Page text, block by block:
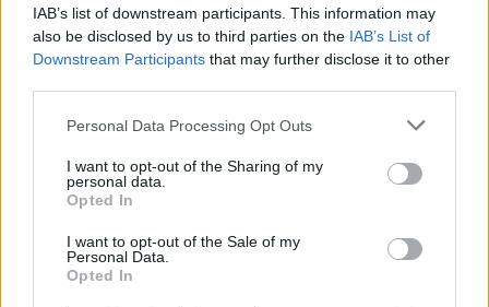
IAB’s list of downstream participants. This information may
also be disclosed by us to third parties on the IAB’s List of
Downstream Participants that may further disclose it to other
Personal Data Processing Opt Outs
I want to opt-out of the Sharing of my
personal data.
Opted In
I want to opt-out of the Sale of my
Personal Data.
Opted In
vozil
6. avgust 2026
Sušne razmere bodo vztrajale še vsaj
6. avgust 2026
Prihodnji teden bo Velenje obiskala